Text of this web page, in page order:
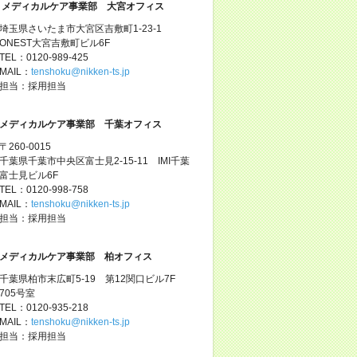
ディカルケア事業部 大宮オフィス
玉県さいたま市大宮区吉敷町1-23-1
大宮吉敷町ビル6F
：0120-989-425
： tenshoku@nikken-ts.jp
当：採用担当
ディカルケア事業部 千葉オフィス
260-0015
葉県千葉市中央区富士見2-15-11 IMI千葉
士見ビル6F
：0120-998-758
： tenshoku@nikken-ts.jp
当：採用担当
ディカルケア事業部 柏オフィス
葉県柏市末広町5-19 第12関口ビル7F
号室
：0120-935-218
： tenshoku@nikken-ts.jp
当：採用担当